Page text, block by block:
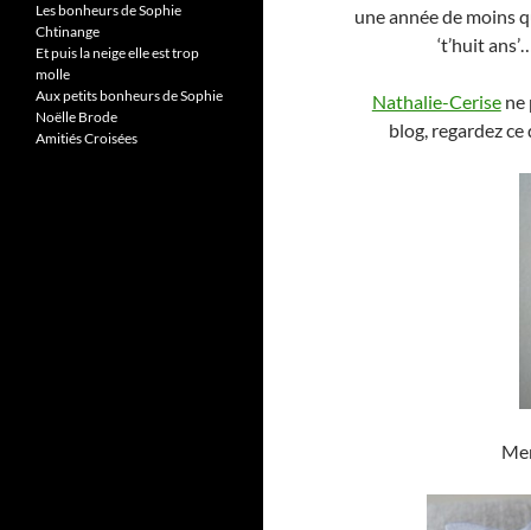
une année de moins
‘t’huit
Nathalie-Cerisene
blog, regardez
Les bonheurs de Sophie
Chtinange
Et puis la neige elle est trop
molle
Aux petits bonheurs de Sophie
Noëlle Brode
Amitiés Croisées